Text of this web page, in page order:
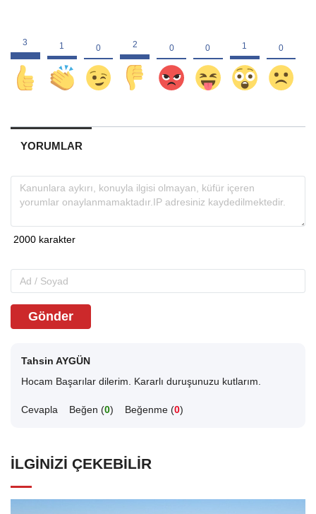
YORUMLAR
Gönder
Tahsin AYGÜN
Hocam Başarılar dilerim. Kararlı duruşunuzu kutlarım.
Cevapla Beğen (0) Beğenme (0)
İLGINIZI ÇEKEBILIR